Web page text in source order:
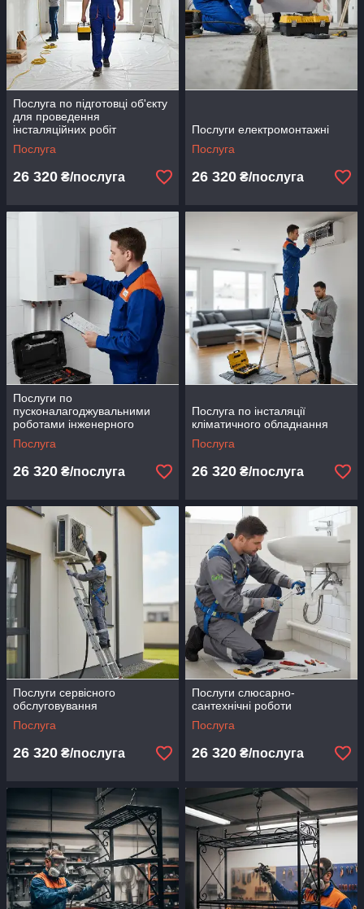
Послуга по підготовці об'єкту
для проведення
інсталяційних робіт
Послуга
26 320 ₴/послуга
Послуги електромонтажні
Послуга
26 320 ₴/послуга
Послуги по
пусконалагоджувальними
роботами інженерного
обладнання
Послуга
26 320 ₴/послуга
Послуга по інсталяції
кліматичного обладнання
Послуга
26 320 ₴/послуга
Послуги сервісного
обслуговування
Послуга
26 320 ₴/послуга
Послуги слюсарно-
сантехнічні роботи
Послуга
26 320 ₴/послуга